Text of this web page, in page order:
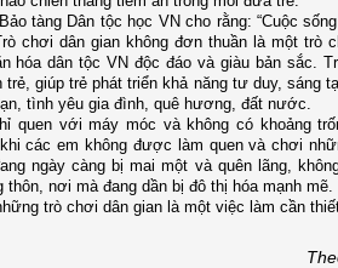
tàng Dân tộc học VN cho rằng: “Cuộc
chơi dân gian không đơn thuần là một trò
hóa dân tộc VN độc đáo và giàu bản sắc.
trẻ, giúp trẻ phát triển khả năng tư duy, sáng
tình yêu gia đình, quê hương, đất nước.
quen với máy móc và không có khoảng
các em không được làm quen và chơi
ngày càng bị mai một và quên lãng,
nơi mà đang dần bị đô thị hóa mạnh
trò chơi dân gian là một việc làm cần